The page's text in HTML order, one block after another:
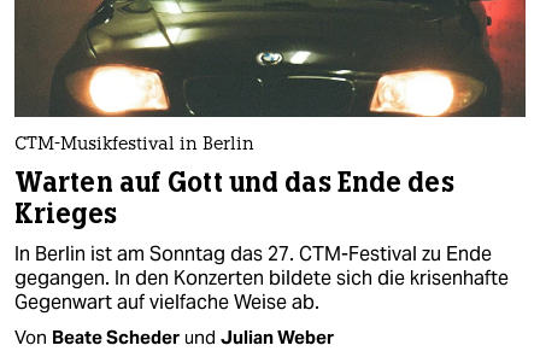
nord
wahrheit
verlag
verlag
veranstaltungen
shop
CTM-Musikfestival in Berlin
Warten auf Gott und das Ende des
Krieges
In Berlin ist am Sonntag das 27. CTM-Festival zu Ende
gegangen. In den Konzerten bildete sich die krisenhafte
Gegenwart auf vielfache Weise ab.
Von Beate Scheder und Julian Weber